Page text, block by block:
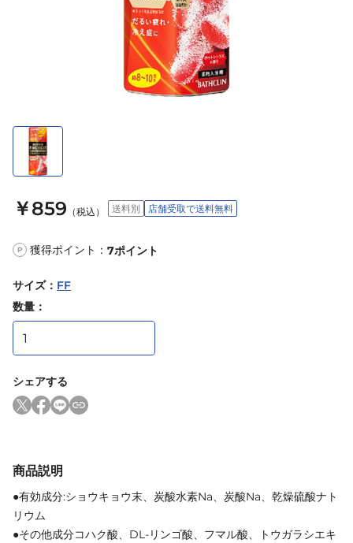
￥859 （税込） 送料別 店舗受取で送料無料
P 獲得ポイント： 7ポイント
サイズ： FF
数量：
シェアする
商品説明
●有効成分:ショウキョウ末、炭酸水素Na、炭酸Na、乾燥硫酸ナト
リウム
●その他成分コハク酸、DL-リンゴ酸、フマル酸、トウガラシエキ